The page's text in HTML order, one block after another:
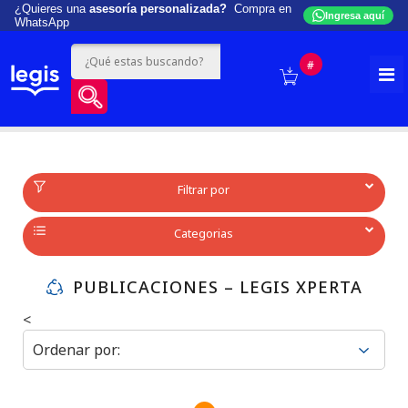
¿Quieres una asesoría personalizada? Compra en
WhatsApp
Ingresa aquí
#
Filtrar por
Categorias
PUBLICACIONES – LEGIS XPERTA
<